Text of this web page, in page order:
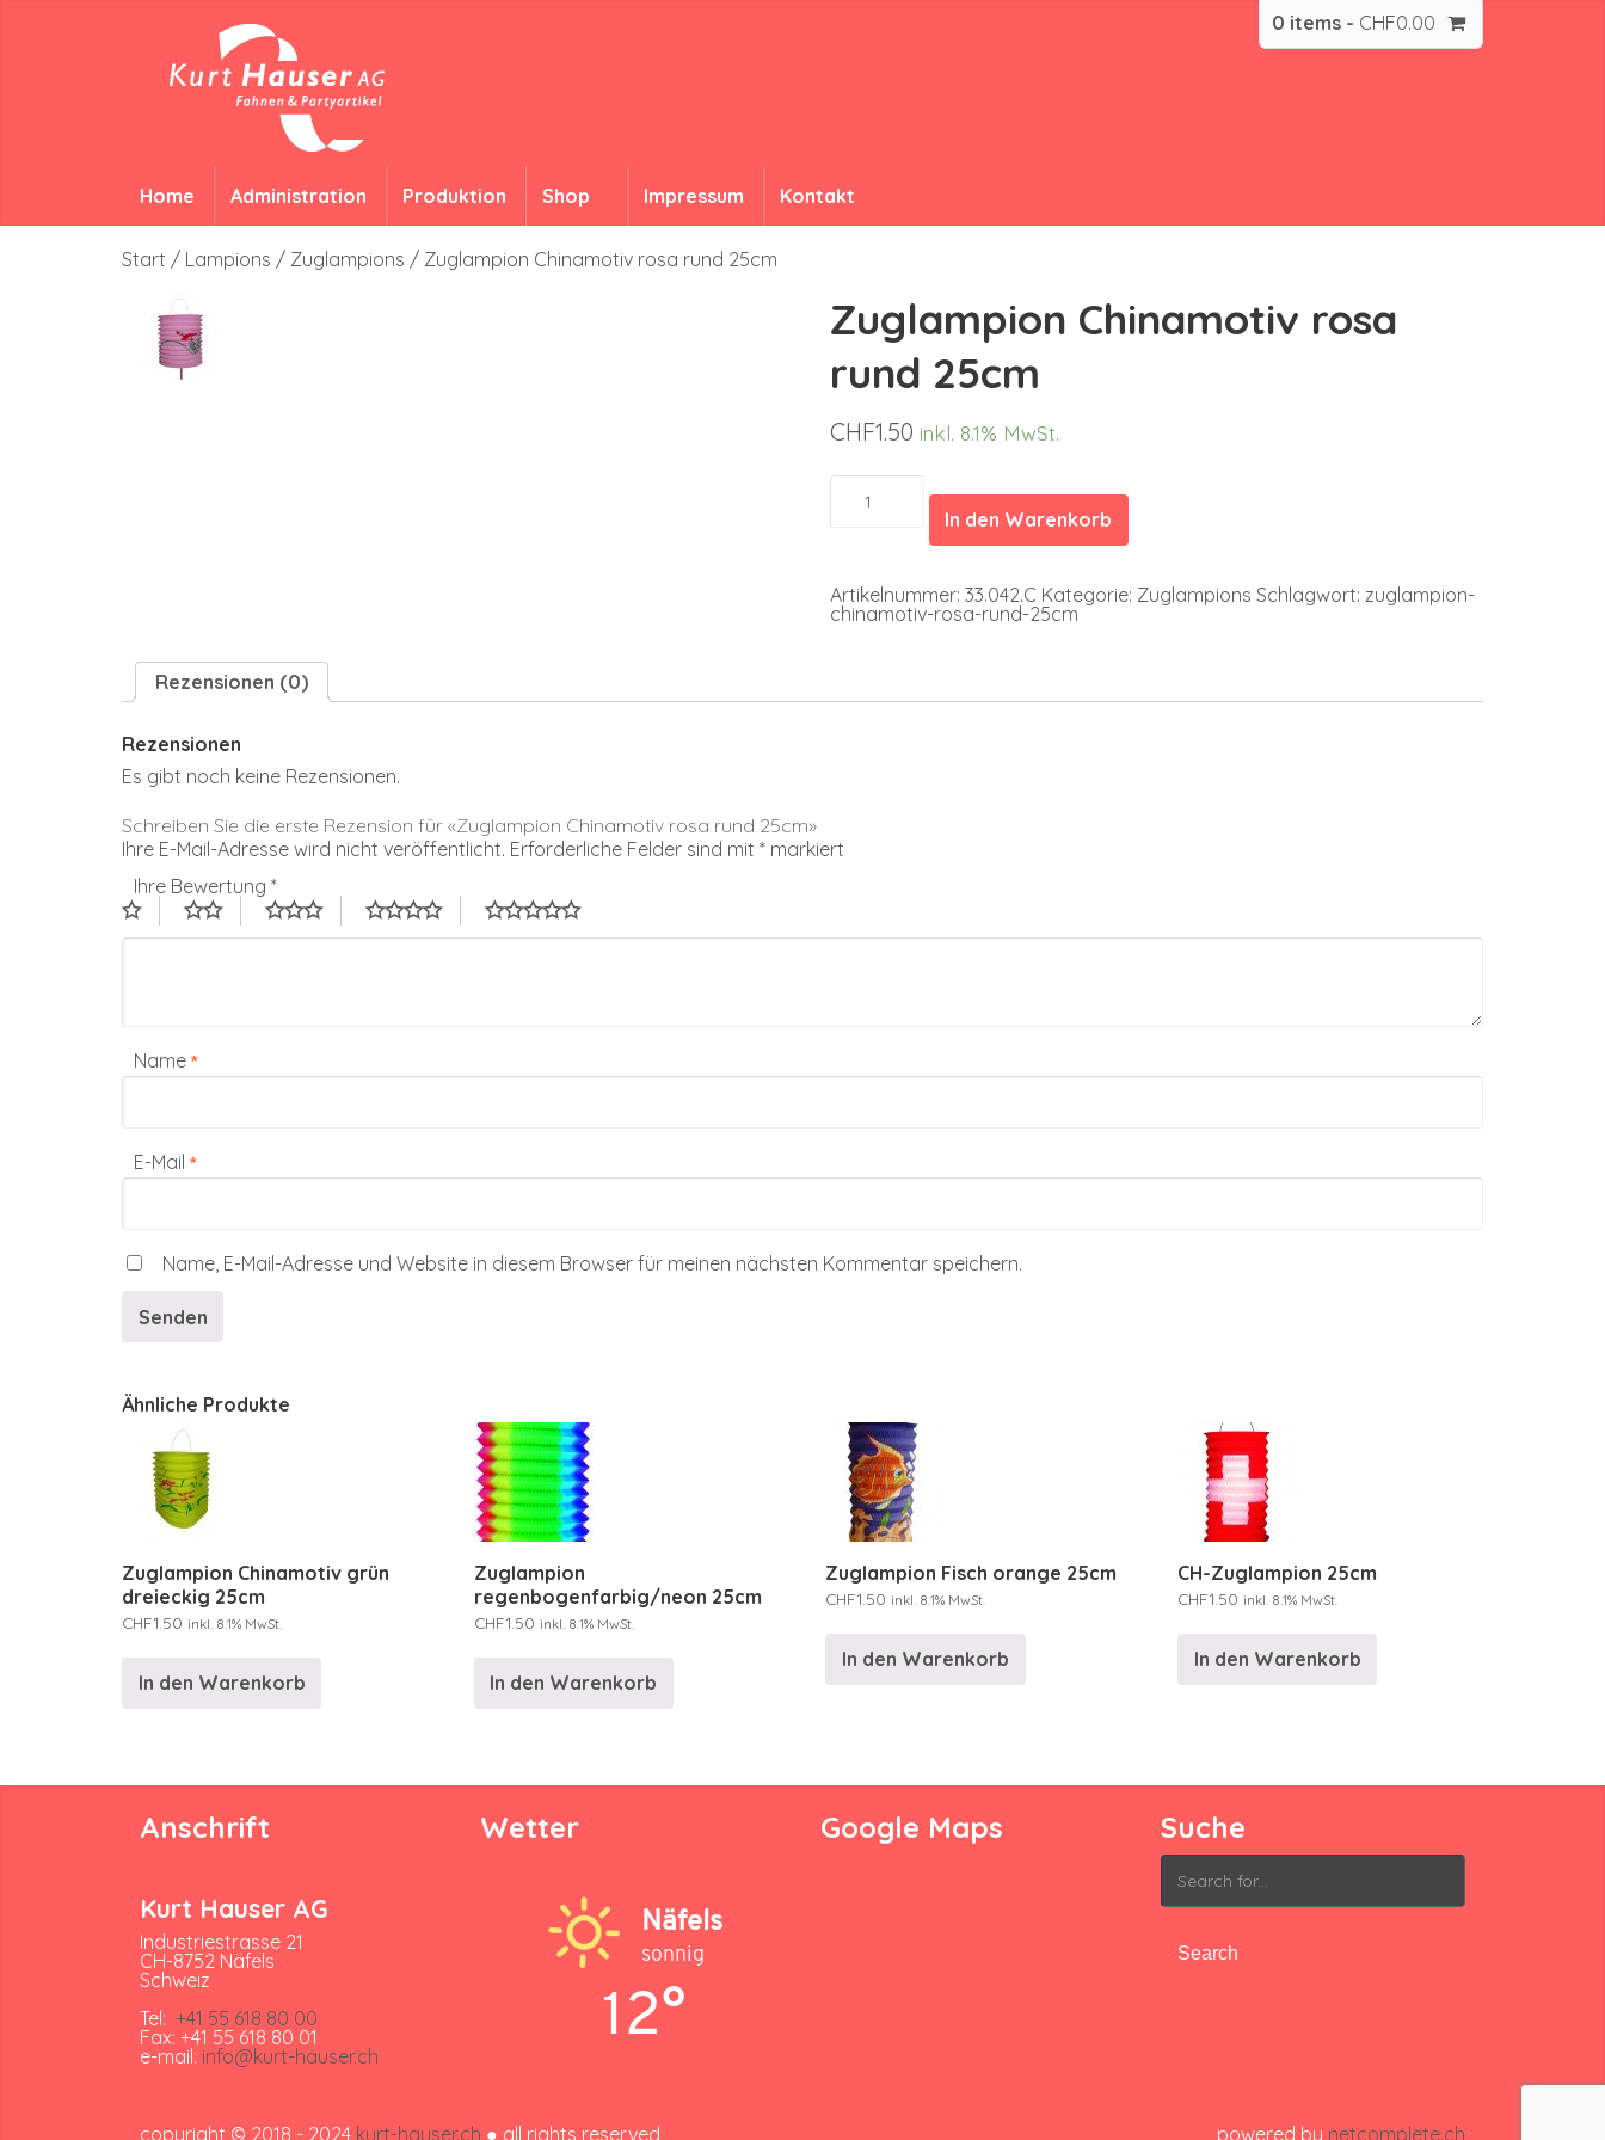
0 items - CHF0.00
Home Administration Produktion Shop Impressum Kontakt
Start / Lampions / Zuglampions / Zuglampion Chinamotiv rosa rund 25cm
Zuglampion Chinamotiv rosa
rund 25cm
CHF1.50 inkl. 8.1% MwSt.
Zuglampion
Chinamotiv
rosa
In den Warenkorb
Artikelnummer: 33.042.C Kategorie: Zuglampions Schlagwort: zuglampion-
chinamotiv-rosa-rund-25cm
Rezensionen (0)
Rezensionen
Es gibt noch keine Rezensionen.
Schreiben Sie die erste Rezension für «Zuglampion Chinamotiv rosa rund 25cm»
Ihre E-Mail-Adresse wird nicht veröffentlicht. Erforderliche Felder sind mit * markiert
Ihre Bewertung *
Name *
E-Mail *
Name, E-Mail-Adresse und Website in diesem Browser für meinen nächsten Kommentar speichern.
Ähnliche Produkte
Zuglampion Chinamotiv grün
dreieckig 25cm
CHF1.50 inkl. 8.1% MwSt.
In den Warenkorb
Zuglampion
regenbogenfarbig/neon 25cm
CHF1.50 inkl. 8.1% MwSt.
In den Warenkorb
Zuglampion Fisch orange 25cm
CHF1.50 inkl. 8.1% MwSt.
In den Warenkorb
CH-Zuglampion 25cm
CHF1.50 inkl. 8.1% MwSt.
In den Warenkorb
Anschrift
Kurt Hauser AG
Industriestrasse 21
CH-8752 Näfels
Schweiz
Tel: +41 55 618 80 00
Fax: +41 55 618 80 01
e-mail: info@kurt-hauser.ch
Wetter
Näfels
sonnig
12°
Google Maps Suche
Search
for:
copyright © 2018 - 2024 kurt-hauser.ch ● all rights reserved powered by netcomplete.ch